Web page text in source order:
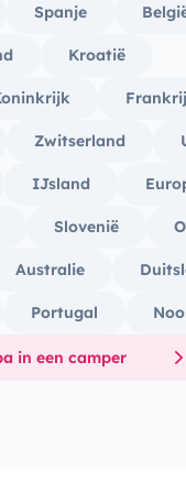
Spanje
Kroatië
Zwitserland
IJsland
Slovenië
Australie
Portugal
in een camper